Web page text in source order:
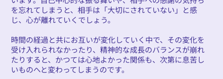
を忘れてしまうと、相手は「大切にされていない」と感
じ、心が離れていくでしょう。
時間の経過と共にお互いが変化していく中で、その変化を
受け入れられなかったり、精神的な成長のバランスが崩れ
たりすると、かつては心地よかった関係も、次第に息苦し
いものへと変わってしまうのです。